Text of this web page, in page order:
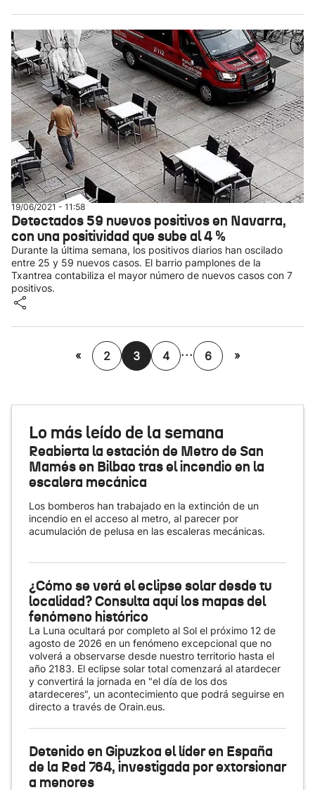
19/06/2021 - 11:58
Detectados 59 nuevos positivos en Navarra,
con una positividad que sube al 4 %
Durante la última semana, los positivos diarios han oscilado
entre 25 y 59 nuevos casos. El barrio pamplones de la
Txantrea contabiliza el mayor número de nuevos casos con 7
positivos.
« 2 3 4 ... 6 »
Lo más leído de la semana
Reabierta la estación de Metro de San
Mamés en Bilbao tras el incendio en la
escalera mecánica
Los bomberos han trabajado en la extinción de un
incendio en el acceso al metro, al parecer por
acumulación de pelusa en las escaleras mecánicas.
¿Cómo se verá el eclipse solar desde tu
localidad? Consulta aquí los mapas del
fenómeno histórico
La Luna ocultará por completo al Sol el próximo 12 de
agosto de 2026 en un fenómeno excepcional que no
volverá a observarse desde nuestro territorio hasta el
año 2183. El eclipse solar total comenzará al atardecer
y convertirá la jornada en "el día de los dos
atardeceres", un acontecimiento que podrá seguirse en
directo a través de Orain.eus.
Detenido en Gipuzkoa el líder en España
de la Red 764, investigada por extorsionar
a menores